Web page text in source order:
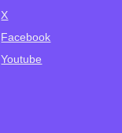
X
Facebook
Youtube